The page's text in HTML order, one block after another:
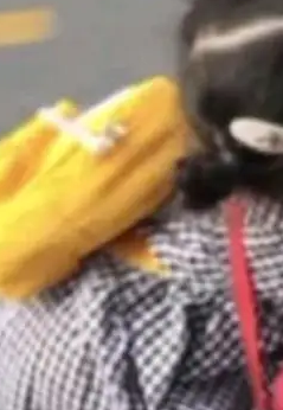
V3 格式。
幕。本届大会
联盟主办，以
代的质量新范
规模化产业落地
智能研发生产力
的Testin XAge
表产品。对CI
试正在从效率
。 CIO面对的新
单上多了两项：
全地从PoC走
得上AI应用...
ADT
了。Alex Fedos
他说的东西不新
其是和类型
事：这不是类
的思维方式。 文
站的深色主题
来表示——bool
默认模式、浅
无意义的组
null 了。要知道
文档、校验、或
台 Clou
Cloudflare O
得这是又一
个大厂都在
Varda 在 Twitte
发布了 Cloudfla
人，跟其他所
际上它不一
管的分
出了最新开源项
行 Cloudflare
守护进程。 设